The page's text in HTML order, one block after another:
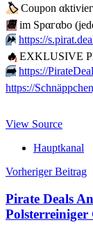
🏷Сοuрοn
📆im Spαгαbο
⏩️ https://
🔥 EXKLUSIVE
➡️ https://
https://
View Source
Hauptkanal
Vorheriger Beitrag
Pirate Deals